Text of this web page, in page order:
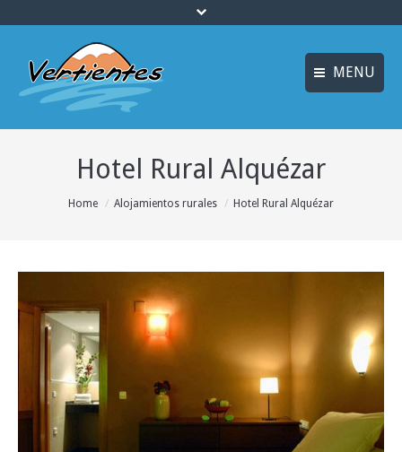
MENU
FRANÇAIS
ENGLISH
INICIO
MULTIAVENTURA y
ENOTURISMO
OFERTAS
INFO Y RESERVAS
Hotel Rural Alquézar
You are here:
Home Alojamientos rurales Hotel Rural Alquézar